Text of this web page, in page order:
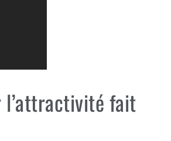
l’attractivité fait